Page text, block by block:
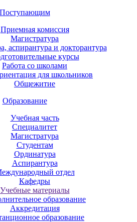
Поступающим
Приемная комиссия
Магистратура
аспирантура и докторантура
курсы
Работа со школами
для школьников
Общежитие
Образование
Учебная часть
Специалитет
Магистратура
Студентам
Ординатура
Аспирантура
отдел
Кафедры
Учебные материалы
образование
Аккредитация
образование